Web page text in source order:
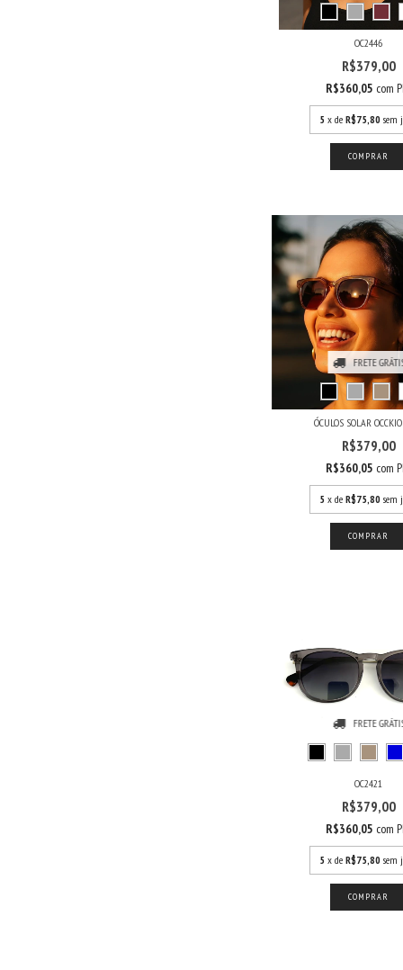
OC2446
R$379,00
R$360,05 com
5 x de R$75,80 sem
COMPRAR
FRETE
ÓCULOS SOLAR
R$379,00
R$360,05 com
5 x de R$75,80 sem
COMPRAR
FRETE
OC2421
R$379,00
R$360,05 com
5 x de R$75,80 sem
COMPRAR